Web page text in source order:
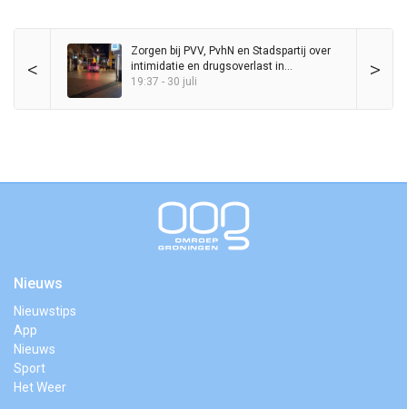
< >
Zorgen bij PVV, PvhN en Stadspartij over
intimidatie en drugsoverlast in
binnenstad
19:37 - 30 juli
Nieuws
Nieuwstips
App
Nieuws
Sport
Het Weer